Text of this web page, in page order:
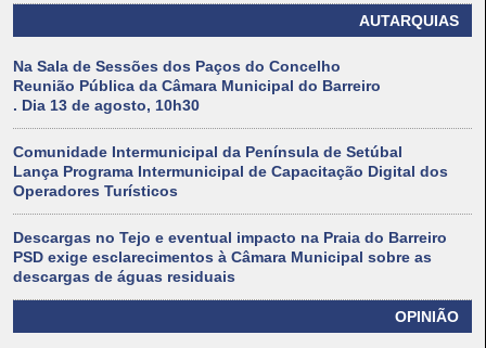
AUTARQUIAS
Na Sala de Sessões dos Paços do Concelho
Reunião Pública da Câmara Municipal do Barreiro
. Dia 13 de agosto, 10h30
Comunidade Intermunicipal da Península de Setúbal
Lança Programa Intermunicipal de Capacitação Digital dos
Operadores Turísticos
Descargas no Tejo e eventual impacto na Praia do Barreiro
PSD exige esclarecimentos à Câmara Municipal sobre as
descargas de águas residuais
OPINIÃO